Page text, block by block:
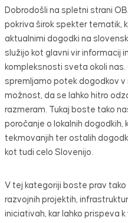
Dobrodošli na spletni strani
pokriva širok spekter tematik,
aktualnimi dogodki na
služijo kot glavni vir informacij
kompleksnosti sveta okoli
spremljamo potek dogodkov v
možnost, da se lahko hitro
razmeram. Tukaj boste tako
poročanje o lokalnih dogodkih,
tekmovanjih ter ostalih
kot tudi celo Slovenijo.
V tej kategoriji boste prav
razvojnih projektih,
iniciativah, kar lahko prispeva